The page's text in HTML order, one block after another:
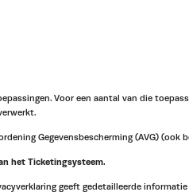
Voor een aantal van die
Gegevensbescherming (AVG) (ook
het Ticketingsysteem.
geeft gedetailleerde